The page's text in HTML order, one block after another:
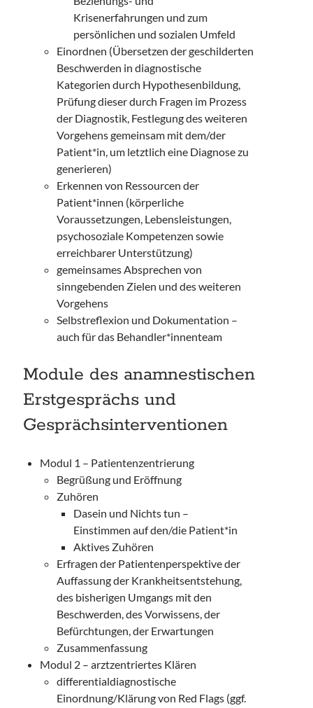
Krisenerfahrungen und zum
persönlichen und sozialen Umfeld
Einordnen (Übersetzen der geschilderten
Beschwerden in diagnostische
Kategorien durch Hypothesenbildung,
Prüfung dieser durch Fragen im Prozess
der Diagnostik, Festlegung des weiteren
Vorgehens gemeinsam mit dem/der
Patient*in, um letztlich eine Diagnose zu
generieren)
Erkennen von Ressourcen der
Patient*innen (körperliche
Voraussetzungen, Lebensleistungen,
psychosoziale Kompetenzen sowie
erreichbarer Unterstützung)
gemeinsames Absprechen von
sinngebenden Zielen und des weiteren
Vorgehens
Selbstreflexion und Dokumentation –
auch für das Behandler*innenteam
Module des anamnestischen
Erstgesprächs und
Gesprächsinterventionen
Modul 1 – Patientenzentrierung
Begrüßung und Eröffnung
Zuhören
Dasein und Nichts tun –
Einstimmen auf den/die Patient*in
Aktives Zuhören
Erfragen der Patientenperspektive der
Auffassung der Krankheitsentstehung,
des bisherigen Umgangs mit den
Beschwerden, des Vorwissens, der
Befürchtungen, der Erwartungen
Zusammenfassung
Modul 2 – arztzentriertes Klären
differentialdiagnostische
Einordnung/Klärung von Red Flags (ggf.